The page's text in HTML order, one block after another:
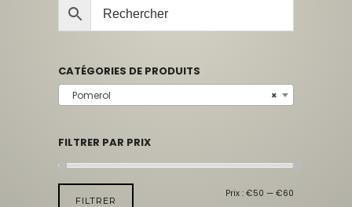
CATÉGORIES DE PRODUITS
×
Pomerol
FILTRER PAR PRIX
FILTRER
Prix : €50 — €60